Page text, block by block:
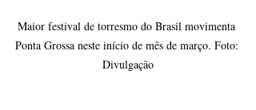
Maior festival de torresmo do Brasil movimenta
Ponta Grossa neste início de mês de março. Foto:
Divulgação